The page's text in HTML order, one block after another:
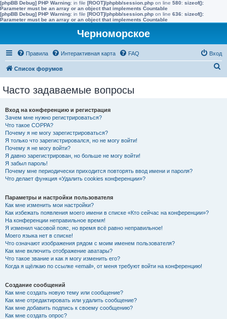
[phpBB Debug] PHP Warning: in file [ROOT]/phpbb/session.php on line 580: sizeof():
Parameter must be an array or an object that implements Countable
[phpBB Debug] PHP Warning: in file [ROOT]/phpbb/session.php on line 636: sizeof():
Parameter must be an array or an object that implements Countable
Черноморское
Правила Интерактивная карта FAQ Вход
Список форумов
Часто задаваемые вопросы
Вход на конференцию и регистрация
Зачем мне нужно регистрироваться?
Что такое COPPA?
Почему я не могу зарегистрироваться?
Я только что зарегистрировался, но не могу войти!
Почему я не могу войти?
Я давно зарегистрирован, но больше не могу войти!
Я забыл пароль!
Почему мне периодически приходится повторять ввод имени и пароля?
Что делает функция «Удалить cookies конференции»?
Параметры и настройки пользователя
Как мне изменить мои настройки?
Как избежать появления моего имени в списке «Кто сейчас на конференции»?
На конференции неправильное время!
Я изменил часовой пояс, но время всё равно неправильное!
Моего языка нет в списке!
Что означают изображения рядом с моим именем пользователя?
Как мне включить отображение аватары?
Что такое звание и как я могу изменить его?
Когда я щёлкаю по ссылке «email», от меня требуют войти на конференцию!
Создание сообщений
Как мне создать новую тему или сообщение?
Как мне отредактировать или удалить сообщение?
Как мне добавить подпись к своему сообщению?
Как мне создать опрос?